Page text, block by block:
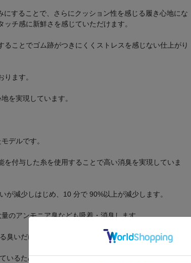
することで、さらにクッション性を感じる履き心地にな
チ感に新鮮さを感じていただけます。
ことでゴム跡がつきにくくストレスを感じない仕上がり
ます。
を実現しています。
デルです。
付与した糸を使用することで高い消臭を実現していま
減少しはじめ、10 分で 90%以上が減少します。
のアンモニア臭なども吸着・消臭します。
臭いだけを消臭します。
いるため、溶出や脱落が限りなく少なくなります。